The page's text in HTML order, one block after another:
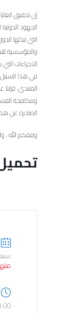
إن تحقيق
الجهود
التي تبذلها
والمؤسسية
الاجراءات
في هذا
المنتدى،
ومكافحة
الصادرة عن
وفقكم الله ،
سبتمبر
- 6:00 pm